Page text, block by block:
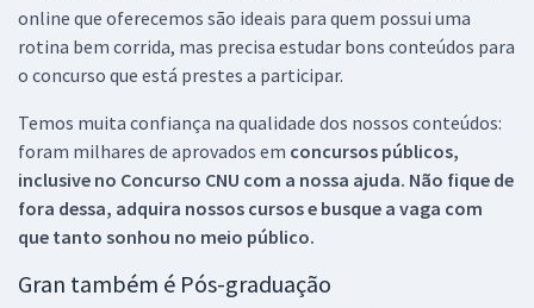
online que oferecemos são ideais para quem possui uma
rotina bem corrida, mas precisa estudar bons conteúdos para
o concurso que está prestes a participar.
Temos muita confiança na qualidade dos nossos conteúdos:
foram milhares de aprovados em concursos públicos,
inclusive no Concurso CNU com a nossa ajuda. Não fique de
fora dessa, adquira nossos cursos e busque a vaga com
que tanto sonhou no meio público.
Gran também é Pós-graduação